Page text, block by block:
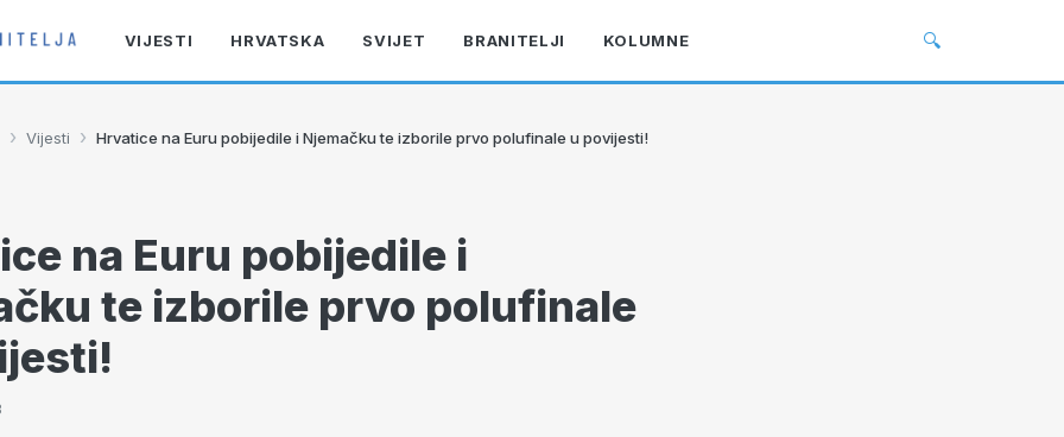
VIJESTI HRVATSKA SVIJET BRANITELJI KOLUMNE 🔍
› Vijesti › Hrvatice na Euru pobijedile i Njemačku te izborile prvo polufinale u povijesti!
na Euru pobijedile i
te izborile prvo polufinale